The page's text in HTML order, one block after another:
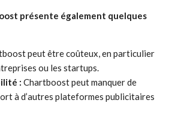
présente également quelques
peut être coûteux, en particulier
ou les startups.
: Chartboost peut manquer de
à d’autres plateformes publicitaires